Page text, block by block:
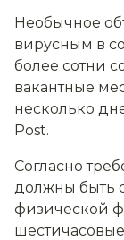
Необычное
вирусным в
более сотни
вакантные
несколько
Post.
Согласно
должны быть
физической